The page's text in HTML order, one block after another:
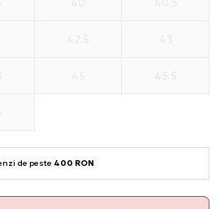
de peste 400 RON